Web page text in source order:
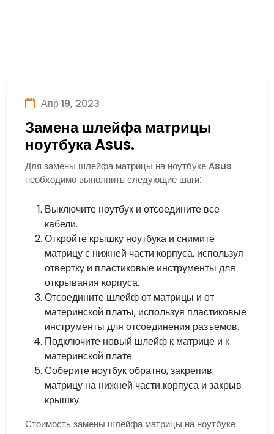
Апр 19, 2023
Замена шлейфа матрицы
ноутбука Asus.
Для замены шлейфа матрицы на ноутбуке Asus
необходимо выполнить следующие шаги:
Выключите ноутбук и отсоедините все
кабели.
Откройте крышку ноутбука и снимите
матрицу с нижней части корпуса, используя
отвертку и пластиковые инструменты для
открывания корпуса.
Отсоедините шлейф от матрицы и от
материнской платы, используя пластиковые
инструменты для отсоединения разъемов.
Подключите новый шлейф к матрице и к
материнской плате.
Соберите ноутбук обратно, закрепив
матрицу на нижней части корпуса и закрыв
крышку.
Стоимость замены шлейфа матрицы на ноутбуке